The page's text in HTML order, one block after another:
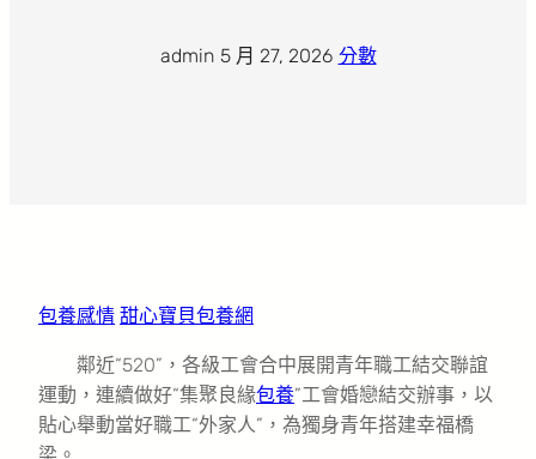
admin· 5 月 27, 2026· 分數
包養感情 甜心寶貝包養網
鄰近“520”，各級工會合中展開青年職工結交聯誼
運動，連續做好“集聚良緣包養”工會婚戀結交辦事，以
貼心舉動當好職工“外家人”，為獨身青年搭建幸福橋